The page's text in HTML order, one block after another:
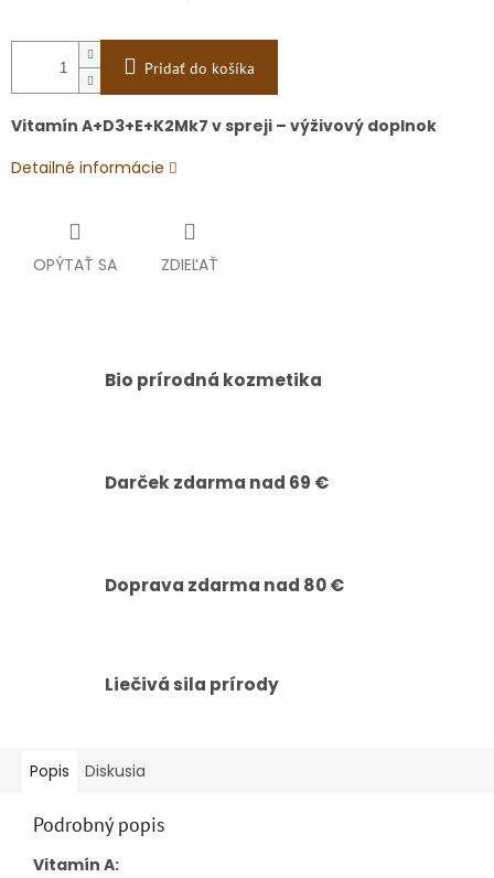
Pridať do košíka
Vitamín A+D3+E+K2Mk7 v spreji – výživový doplnok
Detailné informácie
OPÝTAŤ SA ZDIEĽAŤ
Bio prírodná kozmetika
Darček zdarma nad 69 €
Doprava zdarma nad 80 €
Liečivá sila prírody
Popis Diskusia
Podrobný popis
Vitamín A: